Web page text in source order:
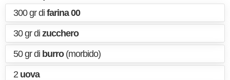
300 gr di farina 00
30 gr di zucchero
50 gr di burro(morbido)
2 uova